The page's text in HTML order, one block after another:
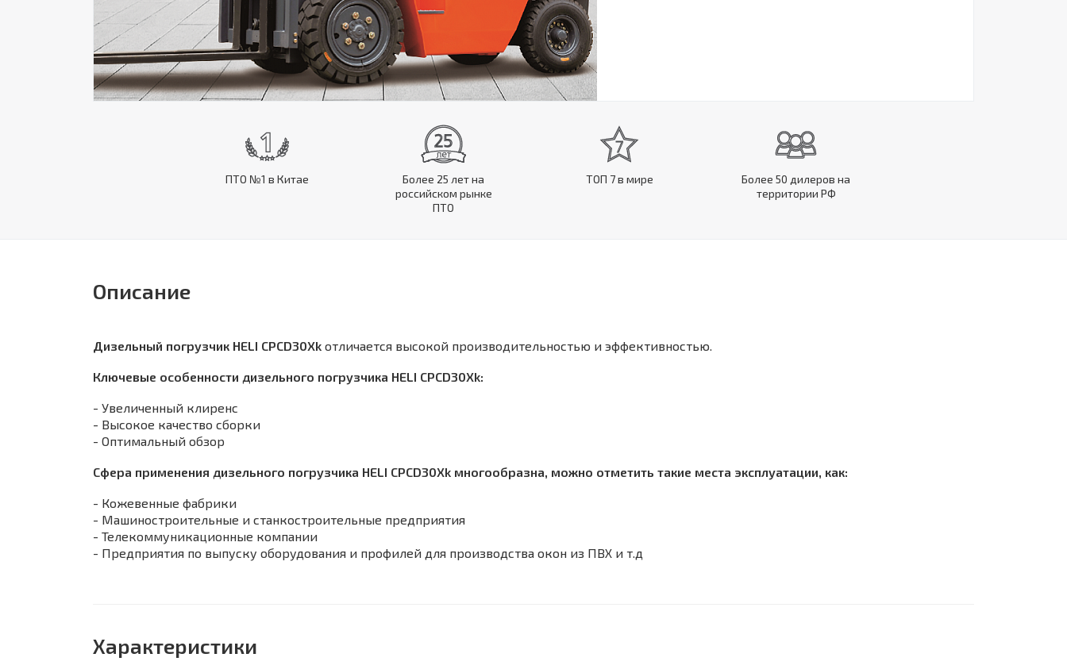
ПТО №1 в Китае
Более 25 лет на
российском рынке
ПТО
ТОП 7 в мире
Более 50 дилеров на
территории РФ
Описание
Дизельный погрузчик HELI CPCD30Xk отличается высокой производительностью и эффективностью.
Ключевые особенности дизельного погрузчика HELI CPСD30Xk:
- Увеличенный клиренс
- Высокое качество сборки
- Оптимальный обзор
Сфера применения дизельного погрузчика HELI CPСD30Xk многообразна, можно отметить такие места эксплуатации, как:
- Кожевенные фабрики
- Машиностроительные и станкостроительные предприятия
- Телекоммуникационные компании
- Предприятия по выпуску оборудования и профилей для производства окон из ПВХ и т.д
Характеристики